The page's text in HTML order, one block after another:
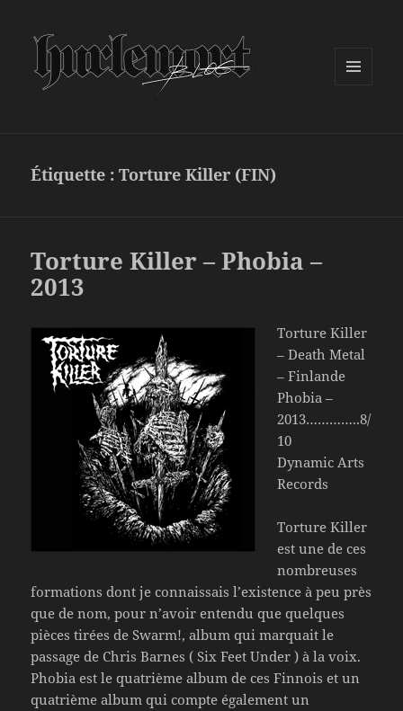
Étiquette :Torture Killer (FIN)
Torture Killer – Phobia –
2013
Torture Killer
– Death Metal
– Finlande
Phobia –
2013…………..8/
10
Dynamic Arts
Records
Torture Killer
est une de ces
nombreuses
formations dont je connaissais l’existence à peu près
que de nom, pour n’avoir entendu que quelques
pièces tirées de Swarm!, album qui marquait le
passage de Chris Barnes ( Six Feet Under ) à la voix.
Phobia est le quatrième album de ces Finnois et un
quatrième album qui compte également un